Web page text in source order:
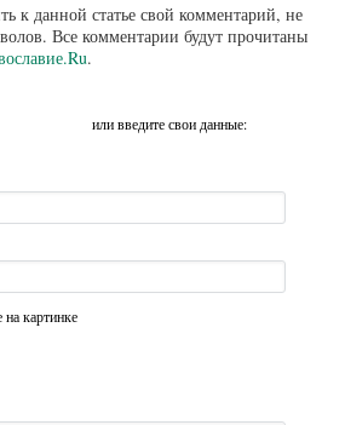
к данной статье свой комментарий, не
Все комментарии будут прочитаны
.
или введите свои данные:
на картинке